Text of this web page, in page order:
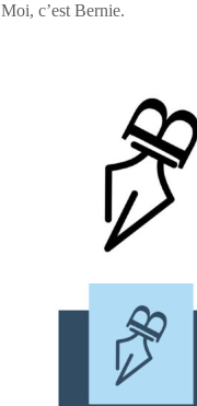
Moi, c’est Bernie.